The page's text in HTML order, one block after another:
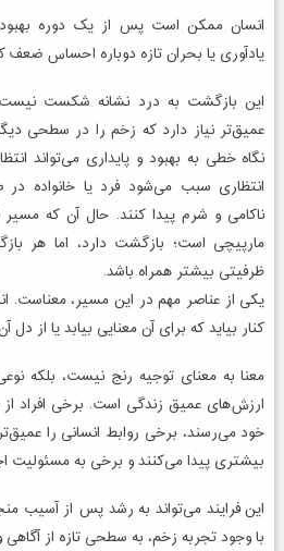
انسان ممکن است پس از یک دوره
یادآوری یا بحران تازه دوباره احساس ضعف
این بازگشت به درد نشانه شکست نیست.
عمیق‌تر نیاز دارد که زخم را در سطحی
نگاه خطی به بهبود و پایداری می‌تواند
انتظاری سبب می‌شود فرد یا خانواده
ناکامی و شرم پیدا کنند. حال آن که
مارپیچی است؛ بازگشت دارد، اما هر
ظرفیتی بیشتر همراه باشد.
یکی از عناصر مهم در این مسیر، معناست.
کنار بیاید که برای آن معنایی بیابد یا از دل
معنا به معنای توجیه رنج نیست، بلکه
ارزش‌های عمیق زندگی است. برخی افراد
خود می‌رسند، برخی روابط انسانی را
بیشتری پیدا می‌کنند و برخی به مسئولیت
این فرایند می‌تواند به رشد پس از آسیب
با وجود تجربه زخم، به سطحی تازه از